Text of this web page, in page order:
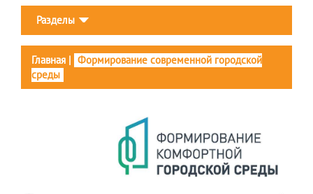
Разделы
Главная | Формирование современной городской
среды